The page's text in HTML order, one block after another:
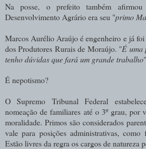
Na posse, o prefeito também
Desenvolvimento Agrário era seu "primo
Marcos Aurélio Araújo é engenheiro e já
dos Produtores Rurais de Moraújo. "É uma
tenho dúvidas que fará um grande trabalho
É nepotismo?
O Supremo Tribunal Federal
nomeação de familiares até o 3º grau, por
moralidade. Primos são considerados
vale para posições administrativas, como
Estão livres da regra os cargos de natureza